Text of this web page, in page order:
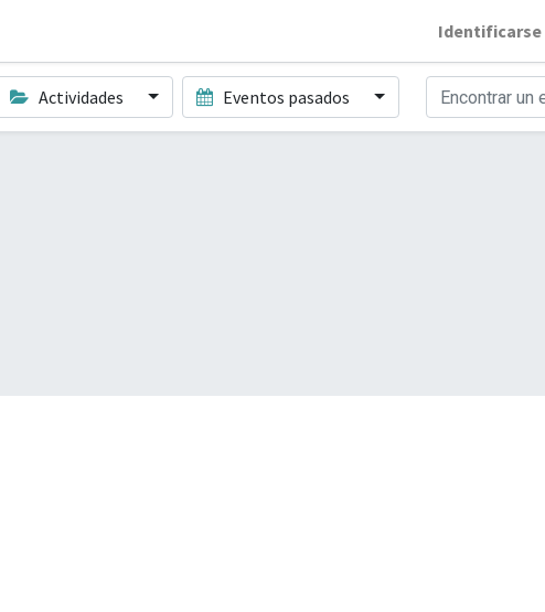
Identificarse
Actividades Eventos pasados